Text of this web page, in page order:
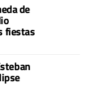
de
fiestas